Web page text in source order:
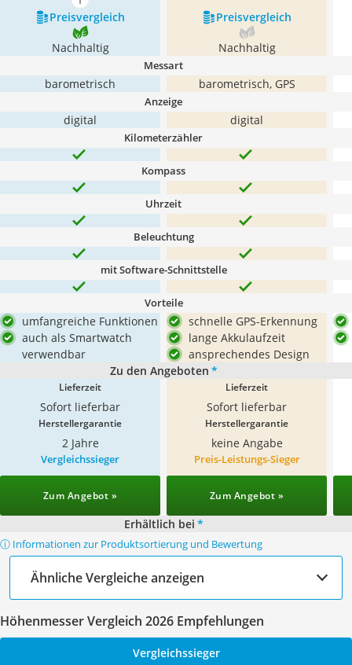
mehr anzeigen
Preis­vergleich
Preis­vergleich
Nachhaltig Nachhaltig
Messart
barometrisch barometrisch, GPS
Anzeige
digital digital
Kilometerzähler
Kompass
Uhrzeit
Beleuchtung
mit Software-Schnittstelle
Vorteile
umfangreiche Funktionen
auch als Smartwatch
verwendbar
schnelle GPS-Erkennung
lange Akkulaufzeit
ansprechendes Design
Zu den Angeboten *
Lieferzeit
Sofort lieferbar
Lieferzeit
Sofort lieferbar
Herstellergarantie
2 Jahre
Herstellergarantie
keine Angabe
Vergleichssieger
Zum Angebot »
Preis-Leistungs-Sieger
Zum Angebot »
Erhältlich bei *
ⓘ Informationen zur Produktsortierung und Bewertung
Ähnliche Vergleiche anzeigen
Höhenmesser Vergleich 2026 Empfehlungen
Vergleichssieger